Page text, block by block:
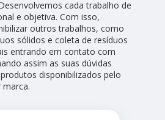
cada trabalho de
e objetiva. Com isso,
outros trabalhos, como
sólidos e coleta de resíduos
entrando em contato com
assim as suas dúvidas
disponibilizados pelo